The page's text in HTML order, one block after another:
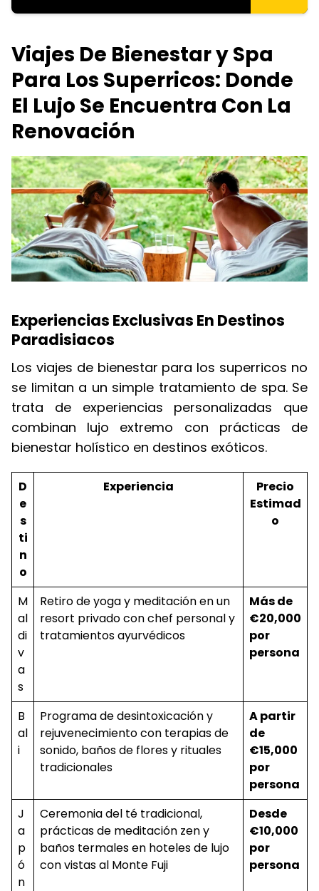
Viajes De Bienestar y Spa
Para Los Superricos: Donde
El Lujo Se Encuentra Con La
Renovación
Experiencias Exclusivas En Destinos
Paradisiacos
Los viajes de bienestar para los superricos no
se limitan a un simple tratamiento de spa. Se
trata de experiencias personalizadas que
combinan lujo extremo con prácticas de
bienestar holístico en destinos exóticos.
D
e
s
ti
n
o
Experiencia
Precio
Estimad
o
M
al
di
v
a
s
Retiro de yoga y meditación en un
resort privado con chef personal y
tratamientos ayurvédicos
Más de
€20,000
por
persona
B
al
i
Programa de desintoxicación y
rejuvenecimiento con terapias de
sonido, baños de flores y rituales
tradicionales
A partir
de
€15,000
por
persona
J
a
p
ó
n
Ceremonia del té tradicional,
prácticas de meditación zen y
baños termales en hoteles de lujo
con vistas al Monte Fuji
Desde
€10,000
por
persona